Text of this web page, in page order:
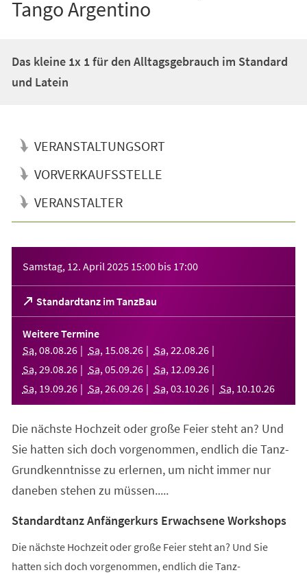
Tango Argentino
Das kleine 1x 1 für den Alltagsgebrauch im Standard
und Latein
VERANSTALTUNGSORT
VORVERKAUFSSTELLE
VERANSTALTER
Samstag, 12. April 2025 15:00 bis 17:00
Standardtanz im TanzBau
(Öffnet
in
einem
neuen
Tab)
Weitere Termine
Sa, 08.08.26 Sa, 15.08.26 Sa, 22.08.26
Sa, 29.08.26 Sa, 05.09.26 Sa, 12.09.26
Sa, 19.09.26 Sa, 26.09.26 Sa, 03.10.26 Sa, 10.10.26
Die nächste Hochzeit oder große Feier steht an? Und
Sie hatten sich doch vorgenommen, endlich die Tanz-
Grundkenntnisse zu erlernen, um nicht immer nur
daneben stehen zu müssen.....
Standardtanz Anfängerkurs Erwachsene Workshops
Die nächste Hochzeit oder große Feier steht an? Und Sie
hatten sich doch vorgenommen, endlich die Tanz-